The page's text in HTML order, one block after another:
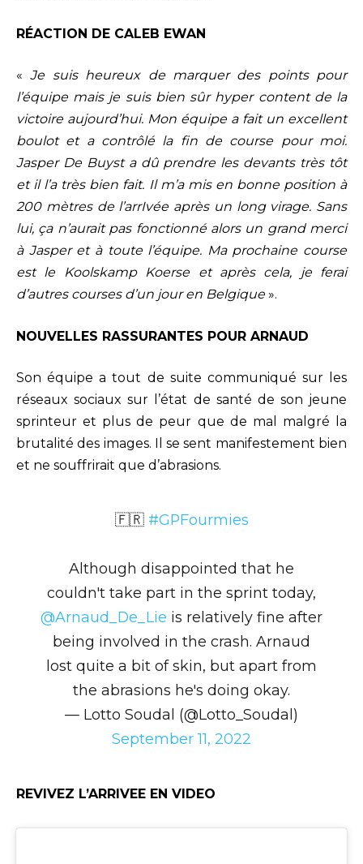
RÉACTION DE CALEB EWAN
«Je suis heureux de marquer des points pour
l’équipe mais je suis bien sûr hyper content de la
victoire aujourd’hui. Mon équipe a fait un excellent
boulot et a contrôlé la fin de course pour moi.
Jasper De Buyst a dû prendre les devants très tôt
et il l’a très bien fait. Il m’a mis en bonne position à
200 mètres de l’arrIvée après un long virage. Sans
lui, ça n’aurait pas fonctionné alors un grand merci
à Jasper et à toute l’équipe. Ma prochaine course
est le Koolskamp Koerse et après cela, je ferai
d’autres courses d’un jour en Belgique ».
NOUVELLES RASSURANTES POUR ARNAUD
Son équipe a tout de suite communiqué sur les
réseaux sociaux sur l’état de santé de son jeune
sprinteur et plus de peur que de mal malgré la
brutalité des images. Il se sent manifestement bien
et ne souffrirait que d’abrasions.
🇫🇷 #GPFourmies
Although disappointed that he
couldn't take part in the sprint today,
@Arnaud_De_Lie is relatively fine after
being involved in the crash. Arnaud
lost quite a bit of skin, but apart from
the abrasions he's doing okay.
— Lotto Soudal (@Lotto_Soudal)
September 11, 2022
REVIVEZ L’ARRIVEE EN VIDEO